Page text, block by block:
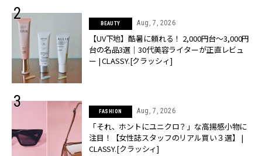
BEAUTY Aug, 7, 2026
【UV下地】酷暑に頼れる！ 2,000円台〜3,000円
台の名品3選｜30代美容ライターが正直レビュ
ー | CLASSY.[クラッシィ]
FASHION Aug, 7, 2026
「それ、ホントにユニクロ？」な高揚感小物に
注目！【女性誌スタッフのリアル買い３選】 |
CLASSY.[クラッシィ]